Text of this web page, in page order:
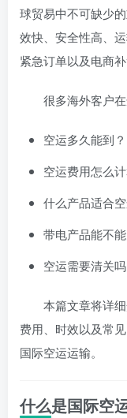
球贸易中不可缺少
效快、安全性高、
紧急订单以及电商补
很多海外客户
空运多久能到？
空运费用怎么
什么产品适合空
带电产品能不
空运需要清关吗
本篇文章将详
费用、时效以及常
国际空运运输。
什么是国际空